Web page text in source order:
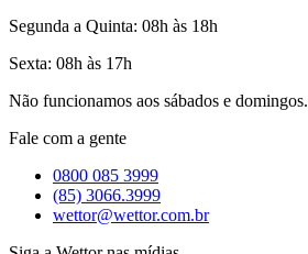
Segunda a Quinta: 08h às 18h
Sexta: 08h às 17h
Não funcionamos aos sábados e domingos.
Fale com a gente
0800 085 3999
(85) 3066.3999
wettor@wettor.com.br